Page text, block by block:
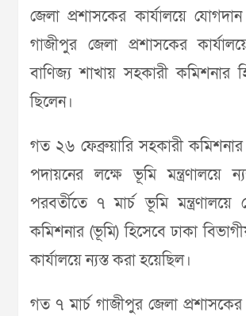
জেলা প্রশাসকের কার্যালয়ে
গাজীপুর জেলা প্রশাসকের
বাণিজ্য শাখায় সহকারী কমিশনার
ছিলেন।
গত ২৬ ফেব্রুয়ারি সহকারী কমিশনার
পদায়নের লক্ষে ভূমি মন্ত্রণালয়ে
পরবর্তীতে ৭ মার্চ ভূমি মন্ত্রণালয়ে
কমিশনার (ভূমি) হিসেবে ঢাকা
কার্যালয়ে ন্যস্ত করা হয়েছিল।
গত ৭ মার্চ গাজীপুর জেলা